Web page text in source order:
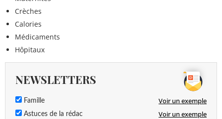
Crèches
Calories
Médicaments
Hôpitaux
NEWSLETTERS
Famille Voir un exemple
Astuces de la rédac Voir un exemple